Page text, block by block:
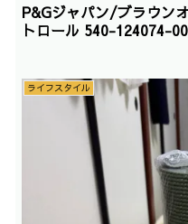
P&Gジャパン/ブラウン
トロール 540-124074-
ライフスタイル